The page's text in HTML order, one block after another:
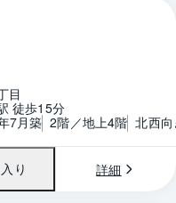
目
徒歩15分
7月築 2階／地上4階 北西
入り 詳細
間取り